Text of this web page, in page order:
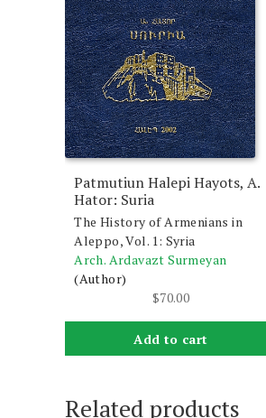
Patmutiun Halepi Hayots, A.
Hator: Suria
The History of Armenians in
Aleppo, Vol. 1: Syria
Arch. Ardavazt Surmeyan
(Author)
$70.00
Add to cart
Related products